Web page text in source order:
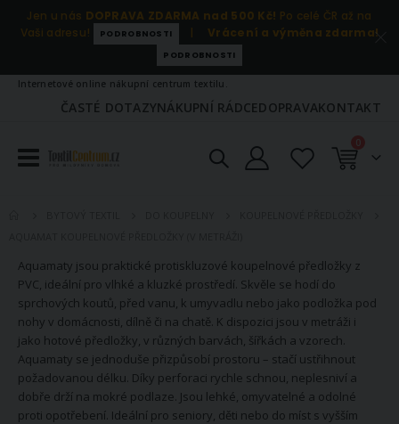
Jen u nás DOPRAVA ZDARMA nad 500 Kč! Po celé ČR až na
Vaši adresu!
PODROBNOSTI | Vrácení a výměna zdarma!
PODROBNOSTI
Internetové online nákupní centrum textilu.
ČASTÉ DOTAZYNÁKUPNÍ RÁDCEDOPRAVAKONTAKT
Košík
0položky
Aquamaty jsou praktické protiskluzové koupelnové předložky z
PVC, ideální pro vlhké a kluzké prostředí. Skvěle se hodí do
sprchových koutů, před vanu, k umyvadlu nebo jako podložka pod
nohy v domácnosti, dílně či na chatě. K dispozici jsou v metráži i
jako hotové předložky, v různých barvách, šířkách a vzorech.
Aquamaty se jednoduše přizpůsobí prostoru – stačí ustřihnout
požadovanou délku. Díky perforaci rychle schnou, neplesniví a
dobře drží na mokré podlaze. Jsou lehké, omyvatelné a odolné
proti opotřebení. Ideální pro seniory, děti nebo do míst s vyšším